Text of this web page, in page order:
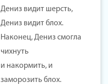
Дениз видит шерсть,
Дениз видит блох.
Наконец, Дениз смогла
чихнуть
и накормить, и
заморозить блох.